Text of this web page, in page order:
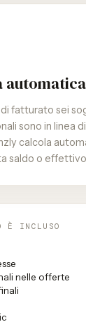
fatturato sei
sono in linea
calcola
saldo o
È INCLUSO
nelle offerte